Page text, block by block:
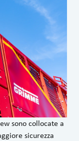
sono collocate a
sicurezza